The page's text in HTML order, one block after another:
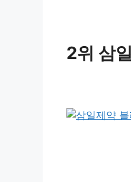
2위 삼